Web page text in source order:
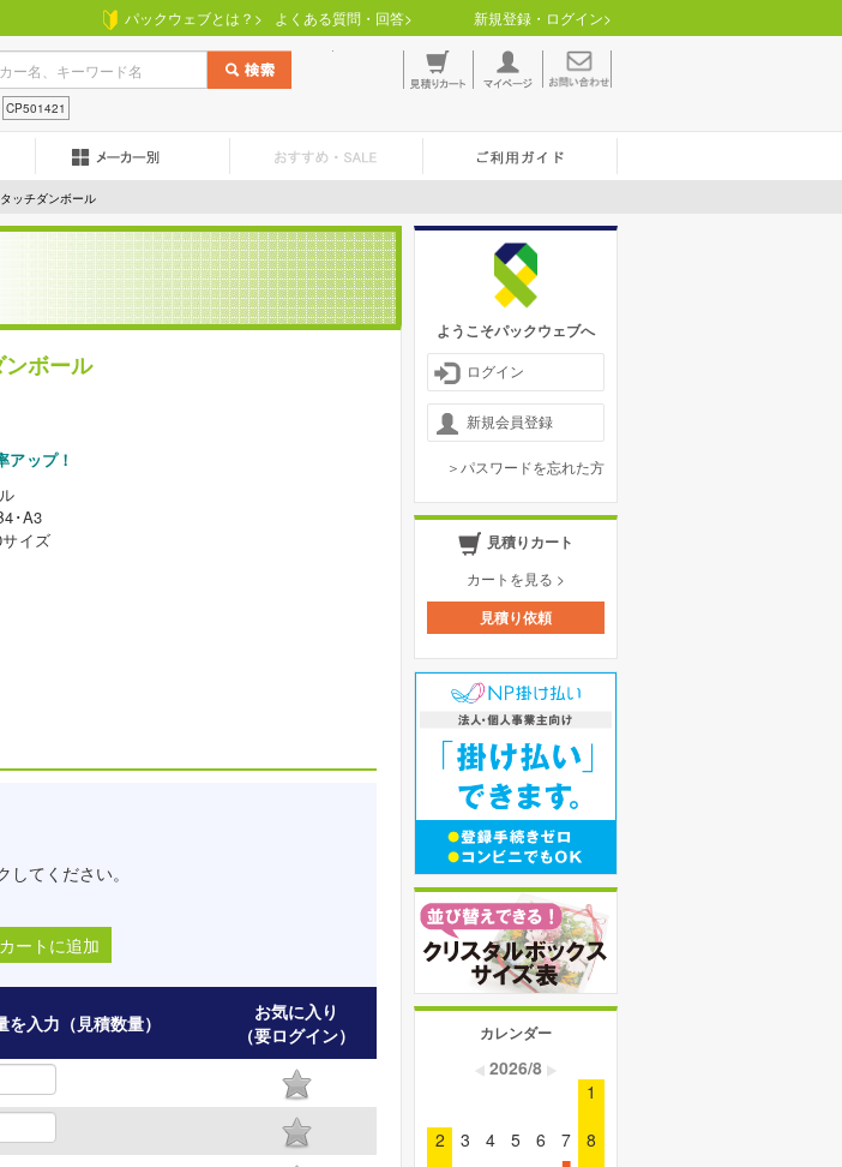
パックウェブとは？> よくある質問・回答> 新規登録・ログイン>
CP501421
ッチダンボール
ようこそパックウェブへ
ログイン
新規会員登録
＞パスワードを忘れた方
見積りカート
カートを見る >
見積り依頼
カレンダー
2026/8
1
2
3 4 5 6
7
8
ボール
アップ！
･A3
イズ
てください。
ートに追加
を入力（見積数量）
お気に入り
（要ログイン）